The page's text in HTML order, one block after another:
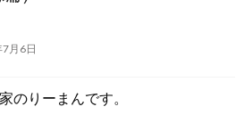
月6日
のりーまんです。